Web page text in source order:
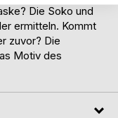
Die Soko und
ermitteln. Kommt
zuvor? Die
Motiv des